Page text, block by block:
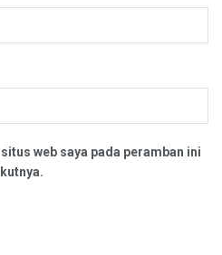
web saya pada peramban ini